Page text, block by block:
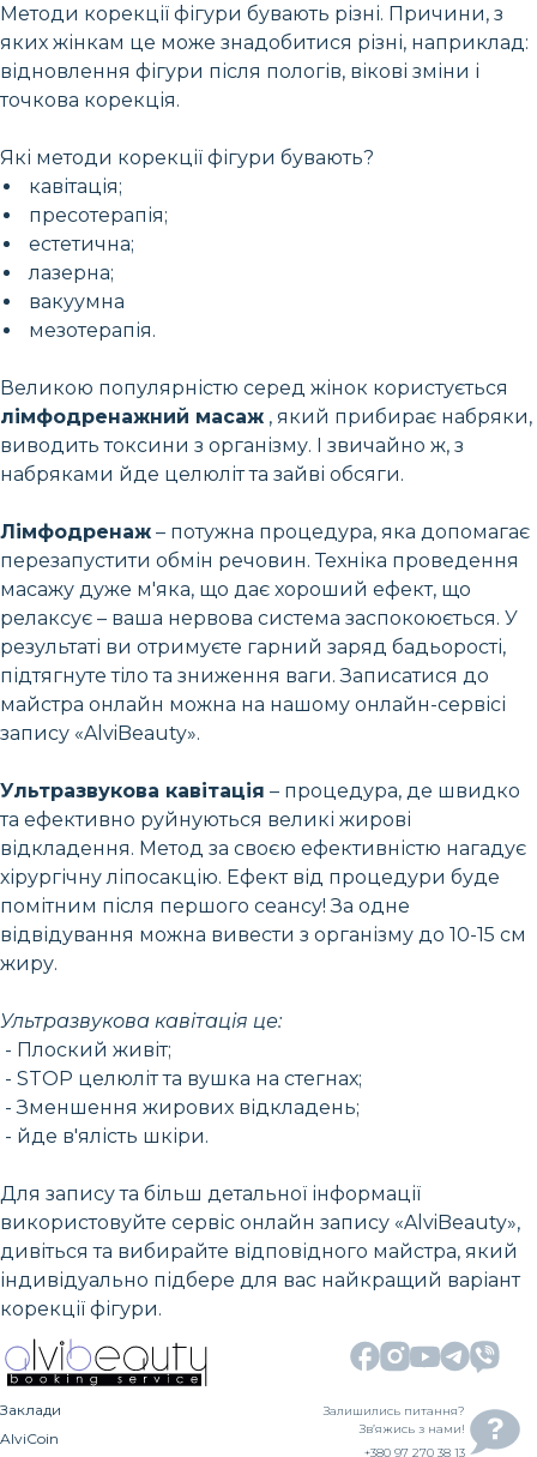
Методи корекції фігури бувають різні. Причини, з
яких жінкам це може знадобитися різні, наприклад:
відновлення фігури після пологів, вікові зміни і
точкова корекція.
Які методи корекції фігури бувають?
кавітація;
пресотерапія;
естетична;
лазерна;
вакуумна
мезотерапія.
Великою популярністю серед жінок користується
лімфодренажний масаж , який прибирає набряки,
виводить токсини з організму. І звичайно ж, з
набряками йде целюліт та зайві обсяги.
Лімфодренаж – потужна процедура, яка допомагає
перезапустити обмін речовин. Техніка проведення
масажу дуже м'яка, що дає хороший ефект, що
релаксує – ваша нервова система заспокоюється. У
результаті ви отримуєте гарний заряд бадьорості,
підтягнуте тіло та зниження ваги. Записатися до
майстра онлайн можна на нашому онлайн-сервісі
запису «AlviBeauty».
Ультразвукова кавітація – процедура, де швидко
та ефективно руйнуються великі жирові
відкладення. Метод за своєю ефективністю нагадує
хірургічну ліпосакцію. Ефект від процедури буде
помітним після першого сеансу! За одне
відвідування можна вивести з організму до 10-15 см
жиру.
Ультразвукова кавітація це:
- Плоский живіт;
- STOP целюліт та вушка на стегнах;
- Зменшення жирових відкладень;
- йде в'ялість шкіри.
Для запису та більш детальної інформації
використовуйте сервіс онлайн запису «AlviBeauty»,
дивіться та вибирайте відповідного майстра, який
індивідуально підбере для вас найкращий варіант
корекції фігури.
Заклади
AlviCoin
Залишились питання?
Зв’яжись з нами!
+380 97 270 38 13